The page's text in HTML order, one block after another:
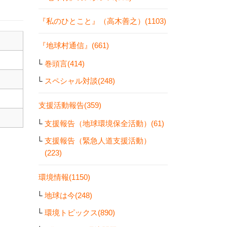
『私のひとこと』（高木善之）(1103)
『地球村通信』(661)
巻頭言(414)
スペシャル対談(248)
支援活動報告(359)
支援報告（地球環境保全活動）(61)
支援報告（緊急人道支援活動）
(223)
環境情報(1150)
地球は今(248)
環境トピックス(890)